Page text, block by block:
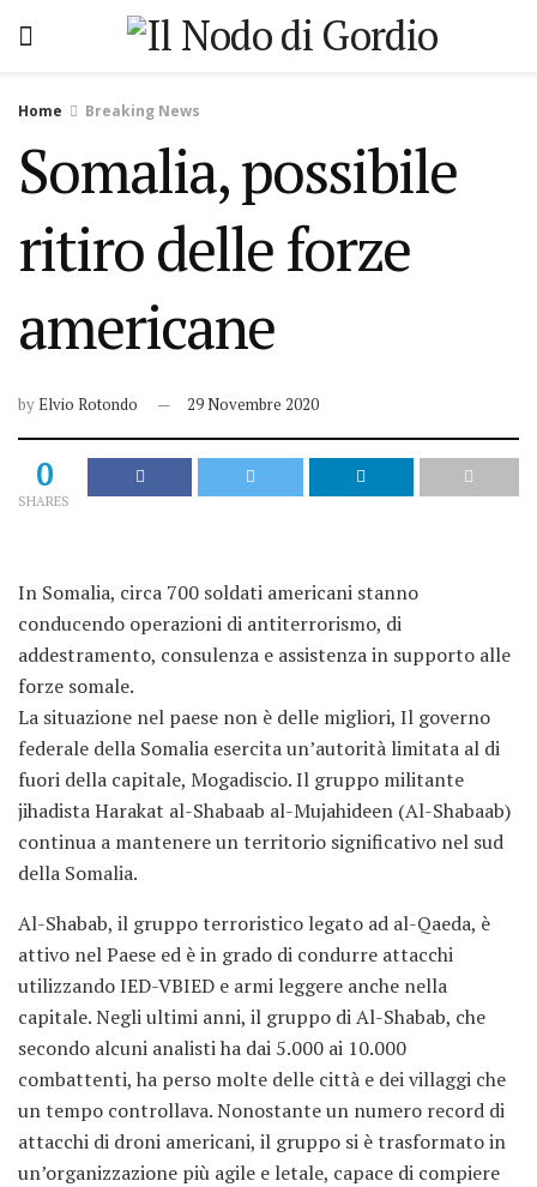
Home Breaking News
Somalia, possibile
ritiro delle forze
americane
byElvio Rotondo 29 Novembre 2020
0
SHARES
In Somalia, circa 700 soldati americani stanno
conducendo operazioni di antiterrorismo, di
addestramento, consulenza e assistenza in supporto alle
forze somale.
La situazione nel paese non è delle migliori, Il governo
federale della Somalia esercita un’autorità limitata al di
fuori della capitale, Mogadiscio. Il gruppo militante
jihadista Harakat al-Shabaab al-Mujahideen (Al-Shabaab)
continua a mantenere un territorio significativo nel sud
della Somalia.
Al-Shabab, il gruppo terroristico legato ad al-Qaeda, è
attivo nel Paese ed è in grado di condurre attacchi
utilizzando IED-VBIED e armi leggere anche nella
capitale. Negli ultimi anni, il gruppo di Al-Shabab, che
secondo alcuni analisti ha dai 5.000 ai 10.000
combattenti, ha perso molte delle città e dei villaggi che
un tempo controllava. Nonostante un numero record di
attacchi di droni americani, il gruppo si è trasformato in
un’organizzazione più agile e letale, capace di compiere